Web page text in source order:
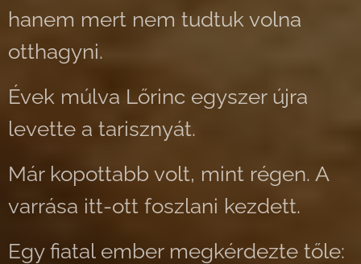
hanem mert nem tudtuk volna
otthagyni.
Évek múlva Lőrinc egyszer újra
levette a tarisznyát.
Már kopottabb volt, mint régen. A
varrása itt-ott foszlani kezdett.
Egy fiatal ember megkérdezte tőle: